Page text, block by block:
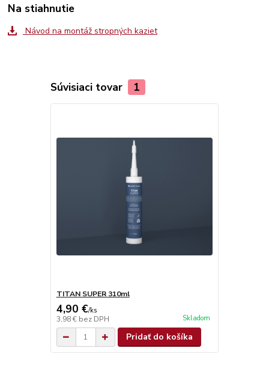
Na stiahnutie
Návod na montáž stropných kaziet
Súvisiaci tovar 1
TITAN SUPER 310ml
4,90 €/ks
3,98 € bez DPH Skladom
Pridať do košíka